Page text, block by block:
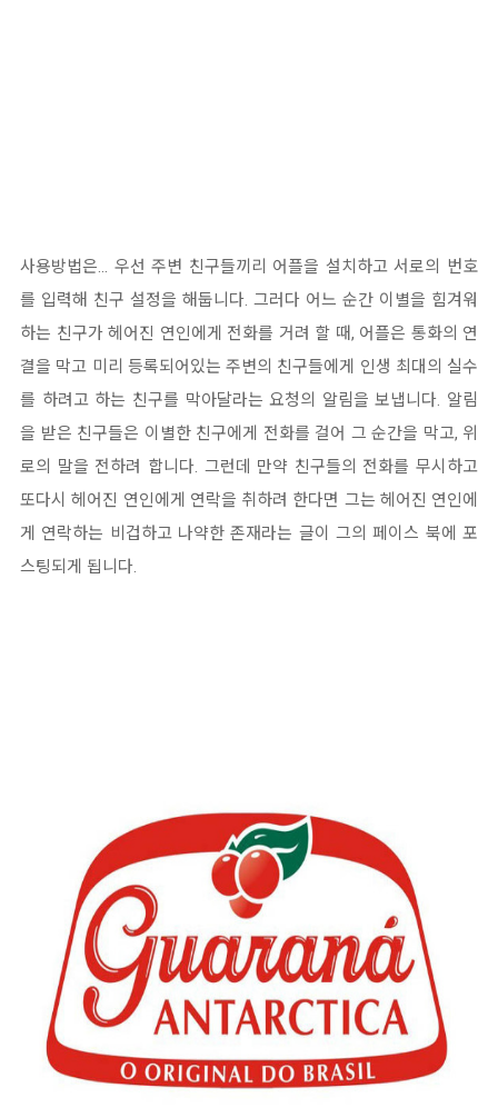
사용방법은... 우선 주변 친구들끼리 어플을 설치하고 서로의 번호
를 입력해 친구 설정을 해둡니다. 그러다 어느 순간 이별을 힘겨워
하는 친구가 헤어진 연인에게 전화를 거려 할 때, 어플은 통화의 연
결을 막고 미리 등록되어있는 주변의 친구들에게 인생 최대의 실수
를 하려고 하는 친구를 막아달라는 요청의 알림을 보냅니다. 알림
을 받은 친구들은 이별한 친구에게 전화를 걸어 그 순간을 막고, 위
로의 말을 전하려 합니다. 그런데 만약 친구들의 전화를 무시하고
또다시 헤어진 연인에게 연락을 취하려 한다면 그는 헤어진 연인에
게 연락하는 비겁하고 나약한 존재라는 글이 그의 페이스 북에 포
스팅되게 됩니다.